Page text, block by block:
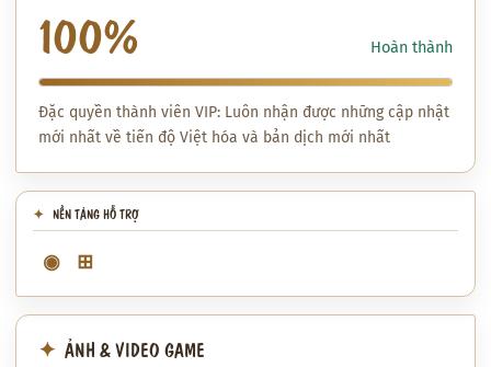
100% Hoàn thành
Đặc quyền thành viên VIP: Luôn nhận được những cập nhật
mới nhất về tiến độ Việt hóa và bản dịch mới nhất
NỀN TẢNG HỖ TRỢ
◉ ⊞
ẢNH & VIDEO GAME